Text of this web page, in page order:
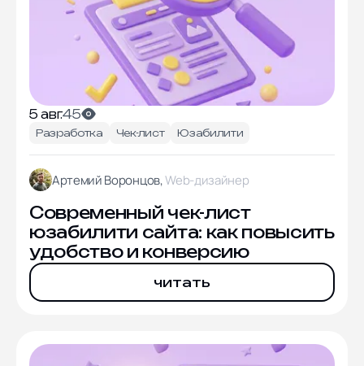
5 авг.45
Разработка Чек-лист Юзабилити
Артемий Воронцов,Web-дизайнер
Современный чек-лист
юзабилити сайта: как повысить
удобство и конверсию
читать